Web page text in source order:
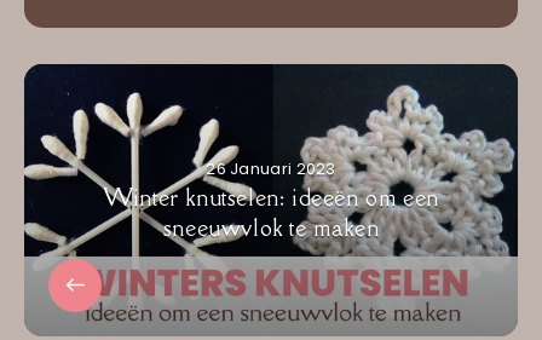
26 Januari 2023
Winter knutselen: ideeën om een
sneeuwvlok te maken